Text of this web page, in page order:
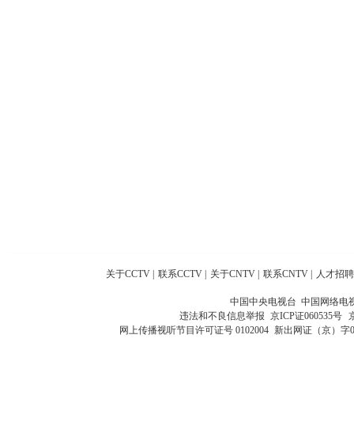
关于CCTV 联系CCTV 关于CNTV 联系CNTV 人才招聘
中国中央电视台 中国网络电
违法和不良信息举报 京ICP证060535号
网上传播视听节目许可证号 0102004 新出网证（京）